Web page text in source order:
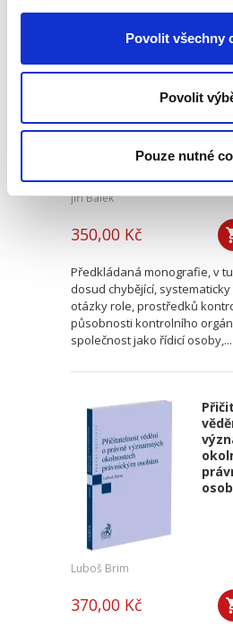
Povolit všechny
Povolit
Pouze nutné
Jiří Bálek
350,00 Kč
Předkládaná monografie, v
dosud chybějící,
otázky role, prostředků
působnosti kontrolního
společnost jako řídicí osoby,...
Luboš Brim
370,00 Kč